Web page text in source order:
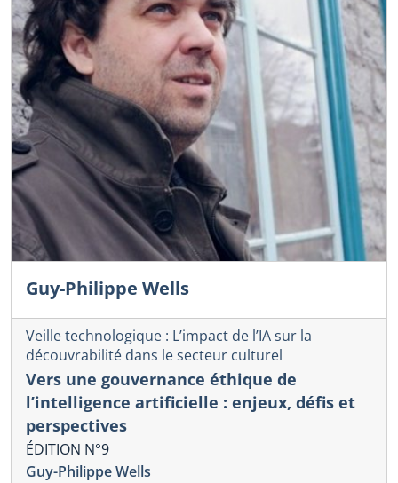
Guy-Philippe Wells
Veille technologique : L’impact de l’IA sur la
découvrabilité dans le secteur culturel
Vers une gouvernance éthique de
l’intelligence artificielle : enjeux, défis et
perspectives
ÉDITION N°9
Guy-Philippe Wells